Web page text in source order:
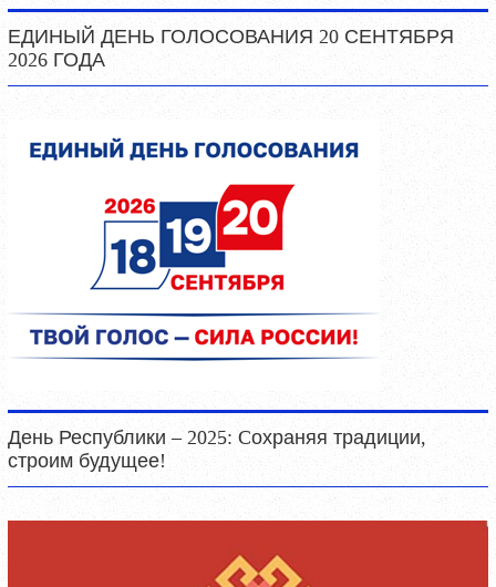
ЕДИНЫЙ ДЕНЬ ГОЛОСОВАНИЯ 20 СЕНТЯБРЯ
2026 ГОДА
День Республики – 2025: Cохраняя традиции,
строим будущее!